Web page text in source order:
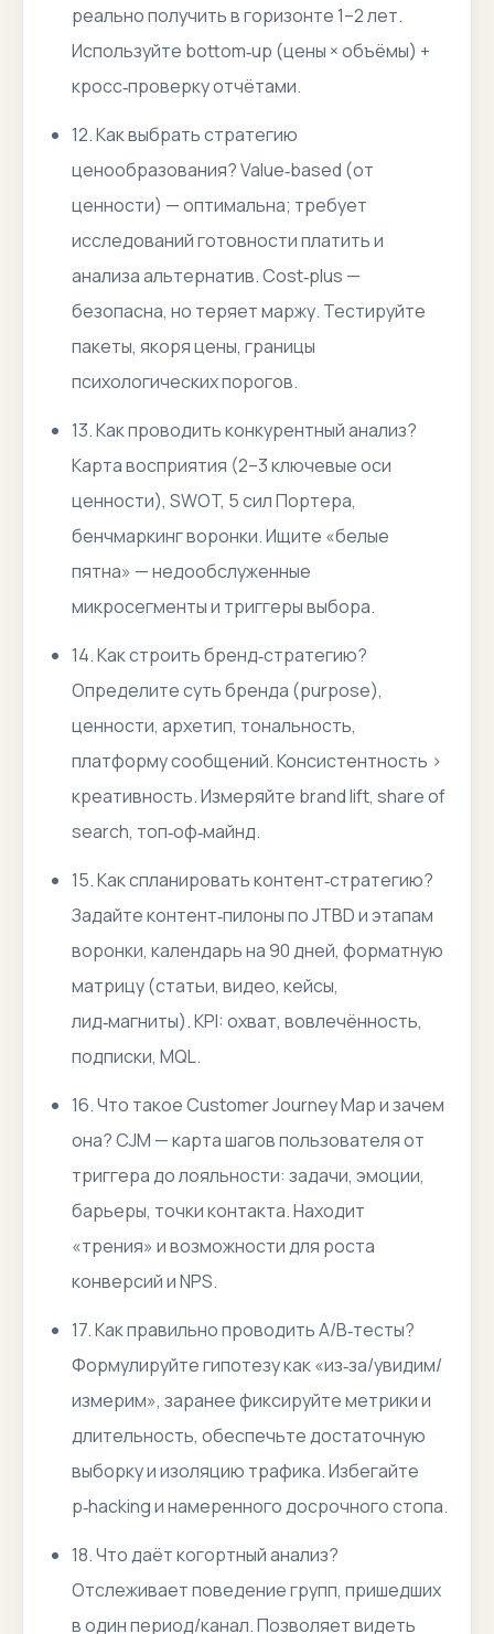
реально получить в горизонте 1–2 лет.
Используйте bottom‑up (цены × объёмы) +
кросс‑проверку отчётами.
12. Как выбрать стратегию
ценообразования? Value‑based (от
ценности) — оптимальна; требует
исследований готовности платить и
анализа альтернатив. Cost‑plus —
безопасна, но теряет маржу. Тестируйте
пакеты, якоря цены, границы
психологических порогов.
13. Как проводить конкурентный анализ?
Карта восприятия (2–3 ключевые оси
ценности), SWOT, 5 сил Портера,
бенчмаркинг воронки. Ищите «белые
пятна» — недообслуженные
микросегменты и триггеры выбора.
14. Как строить бренд‑стратегию?
Определите суть бренда (purpose),
ценности, архетип, тональность,
платформу сообщений. Консистентность >
креативность. Измеряйте brand lift, share of
search, топ‑оф‑майнд.
15. Как спланировать контент‑стратегию?
Задайте контент‑пилоны по JTBD и этапам
воронки, календарь на 90 дней, форматную
матрицу (статьи, видео, кейсы,
лид‑магниты). KPI: охват, вовлечённость,
подписки, MQL.
16. Что такое Customer Journey Map и зачем
она? CJM — карта шагов пользователя от
триггера до лояльности: задачи, эмоции,
барьеры, точки контакта. Находит
«трения» и возможности для роста
конверсий и NPS.
17. Как правильно проводить A/B‑тесты?
Формулируйте гипотезу как «из‑за/увидим/
измерим», заранее фиксируйте метрики и
длительность, обеспечьте достаточную
выборку и изоляцию трафика. Избегайте
p‑hacking и намеренного досрочного стопа.
18. Что даёт когортный анализ?
Отслеживает поведение групп, пришедших
в один период/канал. Позволяет видеть